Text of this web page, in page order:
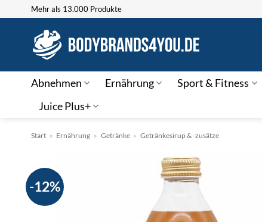
springen
Mehr als 13.000 Produkte
Abnehmen Ernährung Sport & Fitness
Juice Plus+
Start » Ernährung » Getränke » Getränkesirup & -zusätze
-12%